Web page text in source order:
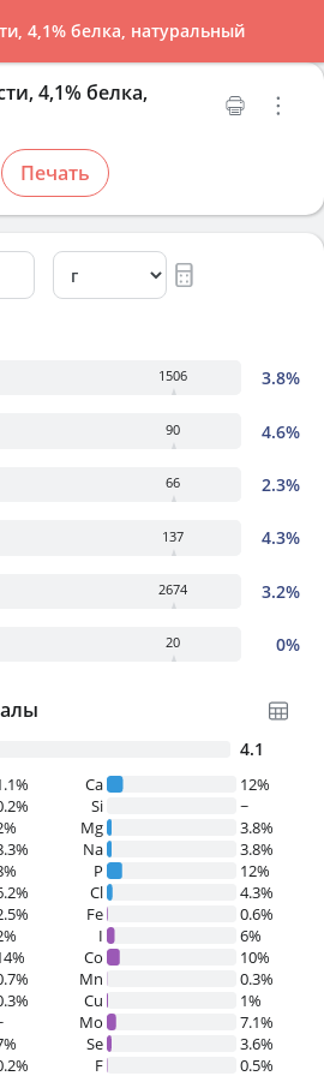
4,1% белка, натуральный
4,1% белка,
Печать
1506 3.8%
90 4.6%
66 2.3%
137 4.3%
2674 3.2%
20 0%
4.1
Ca
12%
Si
~
Mg
3.8%
Na
3.8%
P
12%
Cl
4.3%
Fe
0.6%
I
6%
Co
10%
Mn
0.3%
Cu
1%
Mo
7.1%
Se
3.6%
F
0.5%